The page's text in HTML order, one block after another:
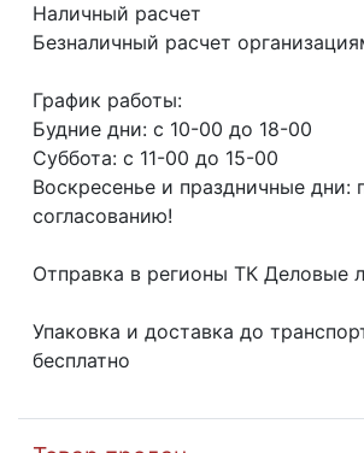
Наличный расчет
Безналичный расчет
График работы:
Будние дни: с 10-00 до 18-00
Суббота: с 11-00 до 15-00
Воскресенье и праздничные дни:
согласованию!
Отправка в регионы ТК Деловые
Упаковка и доставка до
бесплатно